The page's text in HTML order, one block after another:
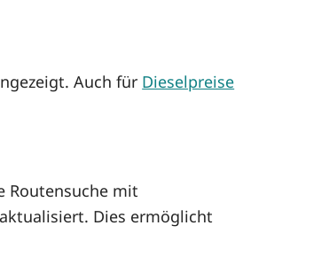
Auch für Dieselpreise
Routensuche mit
Dies ermöglicht